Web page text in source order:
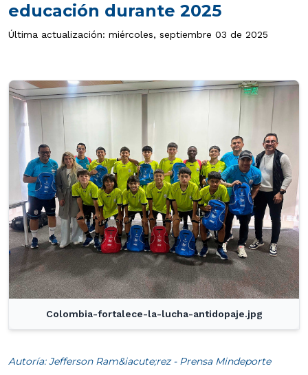
educación durante 2025
Última actualización: miércoles, septiembre 03 de 2025
Colombia-fortalece-la-lucha-antidopaje.jpg
Autoría: Jefferson Ram&iacute;rez - Prensa Mindeporte